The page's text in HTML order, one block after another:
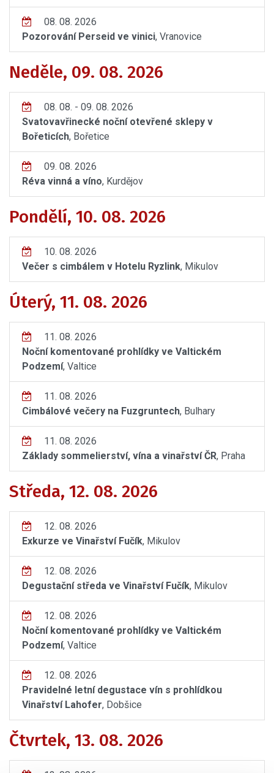
08. 08. 2026
Pozorování Perseid ve vinici, Vranovice
Neděle, 09. 08. 2026
08. 08. - 09. 08. 2026
Svatovavřinecké noční otevřené sklepy v
Bořeticích, Bořetice
09. 08. 2026
Réva vinná a víno, Kurdějov
Pondělí, 10. 08. 2026
10. 08. 2026
Večer s cimbálem v Hotelu Ryzlink, Mikulov
Úterý, 11. 08. 2026
11. 08. 2026
Noční komentované prohlídky ve Valtickém
Podzemí, Valtice
11. 08. 2026
Cimbálové večery na Fuzgruntech, Bulhary
11. 08. 2026
Základy sommelierství, vína a vinařství ČR, Praha
Středa, 12. 08. 2026
12. 08. 2026
Exkurze ve Vinařství Fučík, Mikulov
12. 08. 2026
Degustační středa ve Vinařství Fučík, Mikulov
12. 08. 2026
Noční komentované prohlídky ve Valtickém
Podzemí, Valtice
12. 08. 2026
Pravidelné letní degustace vín s prohlídkou
Vinařství Lahofer, Dobšice
Čtvrtek, 13. 08. 2026